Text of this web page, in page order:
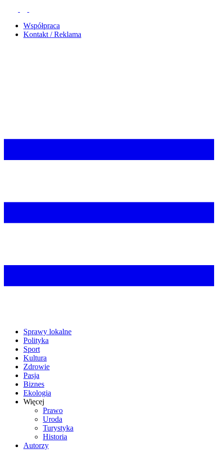
Współpraca
Kontakt / Reklama
Sprawy lokalne
Polityka
Sport
Kultura
Zdrowie
Pasja
Biznes
Ekologia
Więcej
Prawo
Uroda
Turystyka
Historia
Autorzy